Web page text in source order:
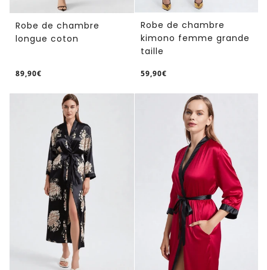
Robe de chambre
longue coton
89,90€
normal
/
PRIX
Robe de chambre
kimono femme grande
taille
59,90€
normal
/
PRIX